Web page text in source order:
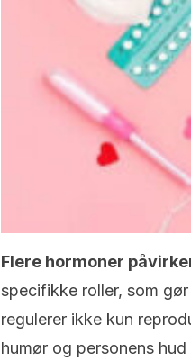
Flere hormoner
specifikke roller, som
regulerer ikke kun
humør og personens